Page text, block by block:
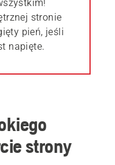
stronie
pień, jeśli
napięte.
strony